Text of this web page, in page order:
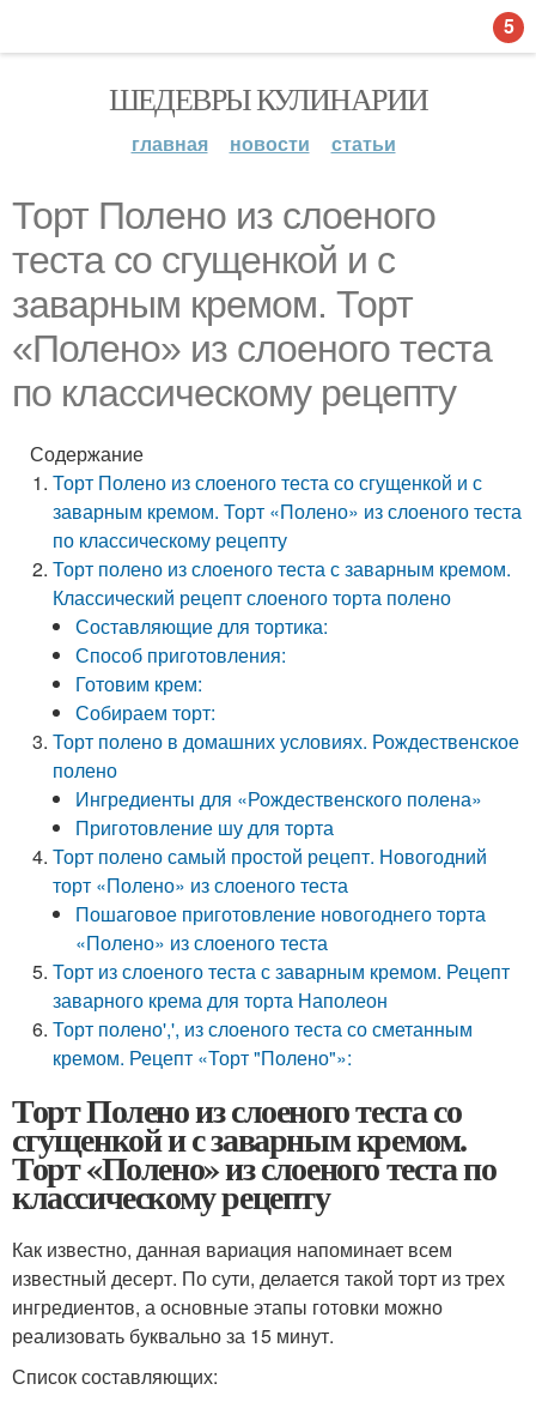
ШЕДЕВРЫ КУЛИНАРИИ
главная новости статьи
Торт Полено из слоеного
теста со сгущенкой и с
заварным кремом. Торт
«Полено» из слоеного теста
по классическому рецепту
Содержание
Торт Полено из слоеного теста со сгущенкой и с
заварным кремом. Торт «Полено» из слоеного теста
по классическому рецепту
Торт полено из слоеного теста с заварным кремом.
Классический рецепт слоеного торта полено
Составляющие для тортика:
Способ приготовления:
Готовим крем:
Собираем торт:
Торт полено в домашних условиях. Рождественское
полено
Ингредиенты для «Рождественского полена»
Приготовление шу для торта
Торт полено самый простой рецепт. Новогодний
торт «Полено» из слоеного теста
Пошаговое приготовление новогоднего торта
«Полено» из слоеного теста
Торт из слоеного теста с заварным кремом. Рецепт
заварного крема для торта Наполеон
Торт полено',', из слоеного теста со сметанным
кремом. Рецепт «Торт "Полено"»:
Торт Полено из слоеного теста со
сгущенкой и с заварным кремом.
Торт «Полено» из слоеного теста по
классическому рецепту
Как известно, данная вариация напоминает всем
известный десерт. По сути, делается такой торт из трех
ингредиентов, а основные этапы готовки можно
реализовать буквально за 15 минут.
Список составляющих:
5